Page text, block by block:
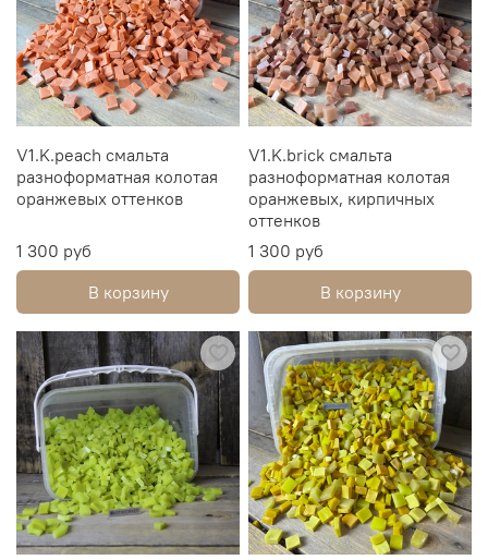
V1.K.peach смальта
разноформатная колотая
оранжевых оттенков
1 300 руб
В корзину
V1.K.brick смальта
разноформатная колотая
оранжевых, кирпичных
оттенков
1 300 руб
В корзину